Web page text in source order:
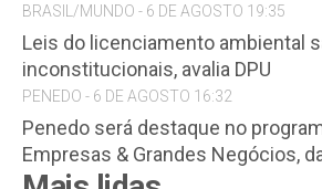
BRASIL/MUNDO - 6 DE AGOSTO 19:35
Leis do licenciamento ambiental
inconstitucionais, avalia DPU
PENEDO - 6 DE AGOSTO 16:32
Penedo será destaque no
Empresas & Grandes Negócios,